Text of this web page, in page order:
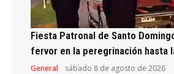
Fiesta Patronal de Santo
fervor en la peregrinación hasta
General sábado 8 de agosto de 2026